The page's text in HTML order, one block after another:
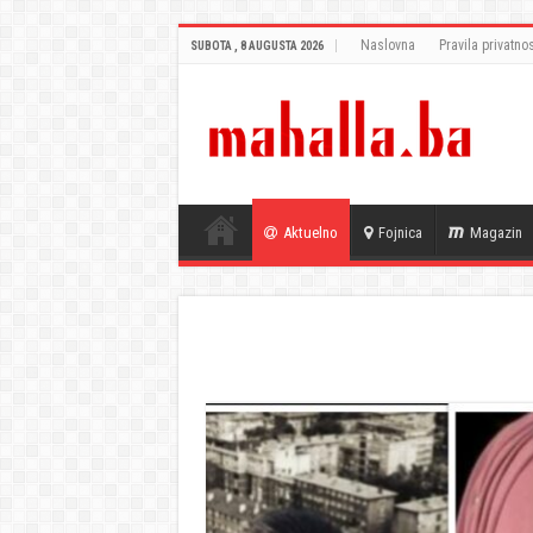
SUBOTA , 8 AUGUSTA 2026 Naslovna Pravila
Aktuelno Fojnica Magazin